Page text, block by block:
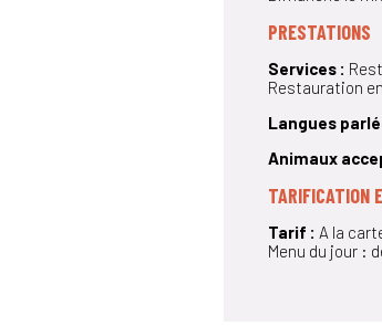
PRESTATIONS
Services :
Restauration
Langues
Animaux
TARIFICATION
Tarif : A la
Menu du jour :